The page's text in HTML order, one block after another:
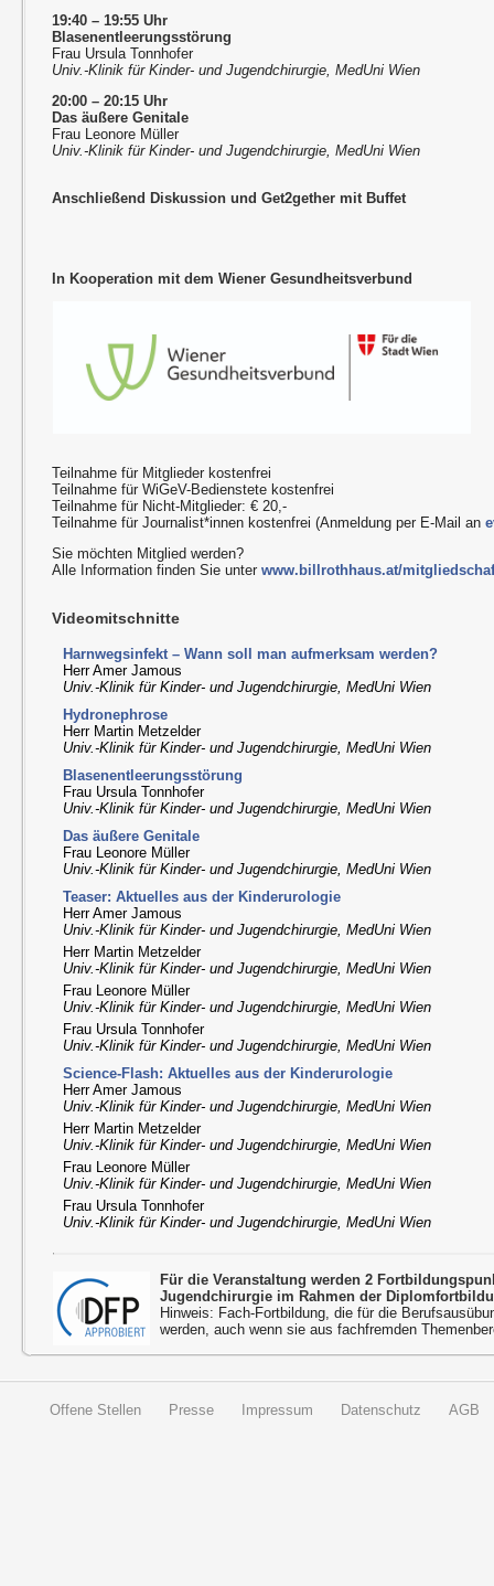
19:40 – 19:55 Uhr
Blasenentleerungsstörung
Frau Ursula Tonnhofer
Univ.-Klinik für Kinder- und Jugendchirurgie, MedUni Wien
20:00 – 20:15 Uhr
Das äußere Genitale
Frau Leonore Müller
Univ.-Klinik für Kinder- und Jugendchirurgie, MedUni Wien
Anschließend Diskussion und Get2gether mit Buffet
In Kooperation mit dem Wiener Gesundheitsverbund
Teilnahme für Mitglieder kostenfrei
Teilnahme für WiGeV-Bedienstete kostenfrei
Teilnahme für Nicht-Mitglieder: € 20,-
Teilnahme für Journalist*innen kostenfrei (Anmeldung per E-Mail an
Sie möchten Mitglied werden?
Alle Information finden Sie unterwww.billrothhaus.at/
Videomitschnitte
Harnwegsinfekt – Wann soll man aufmerksam werden?
Herr Amer Jamous
Univ.-Klinik für Kinder- und Jugendchirurgie, MedUni Wien
Hydronephrose
Herr Martin Metzelder
Univ.-Klinik für Kinder- und Jugendchirurgie, MedUni Wien
Blasenentleerungsstörung
Frau Ursula Tonnhofer
Univ.-Klinik für Kinder- und Jugendchirurgie, MedUni Wien
Das äußere Genitale
Frau Leonore Müller
Univ.-Klinik für Kinder- und Jugendchirurgie, MedUni Wien
Teaser: Aktuelles aus der Kinderurologie
Herr Amer Jamous
Univ.-Klinik für Kinder- und Jugendchirurgie, MedUni Wien
Herr Martin Metzelder
Univ.-Klinik für Kinder- und Jugendchirurgie, MedUni Wien
Frau Leonore Müller
Univ.-Klinik für Kinder- und Jugendchirurgie, MedUni Wien
Frau Ursula Tonnhofer
Univ.-Klinik für Kinder- und Jugendchirurgie, MedUni Wien
Science-Flash: Aktuelles aus der Kinderurologie
Herr Amer Jamous
Univ.-Klinik für Kinder- und Jugendchirurgie, MedUni Wien
Herr Martin Metzelder
Univ.-Klinik für Kinder- und Jugendchirurgie, MedUni Wien
Frau Leonore Müller
Univ.-Klinik für Kinder- und Jugendchirurgie, MedUni Wien
Frau Ursula Tonnhofer
Univ.-Klinik für Kinder- und Jugendchirurgie, MedUni Wien
Für die Veranstaltung werden 2
Jugendchirurgie im Rahmen der
Hinweis: Fach-Fortbildung, die für die
werden, auch wenn sie aus fachfremden
Offene Stellen Presse Impressum Datenschutz AGB